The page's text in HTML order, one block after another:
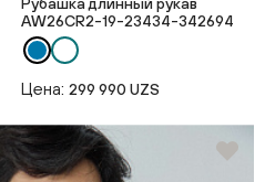
AW26CR2-19-23434-342694
Цена: 299 990 UZS